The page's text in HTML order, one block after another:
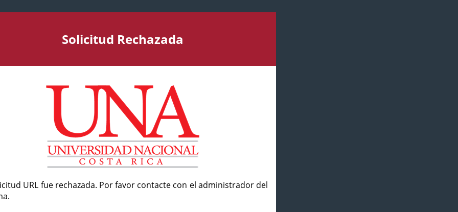
Solicitud Rechazada
URL fue rechazada. Por favor contacte con el administrador del